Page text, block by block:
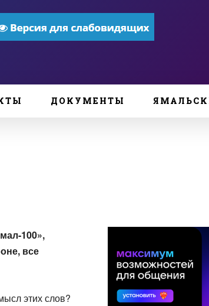
ДОКУМЕНТЫ
100»,
все
этих слов?